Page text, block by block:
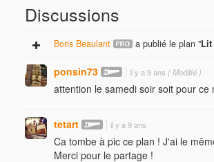
Discussions
Boris Beaulant a publié le plan "Lit
ponsin73 il y a 9 ans ( Modifié )
attention le samedi soir soit pour
tetart il y a 9 ans
Ca tombe à pic ce plan ! J'ai le
Merci pour le partage !